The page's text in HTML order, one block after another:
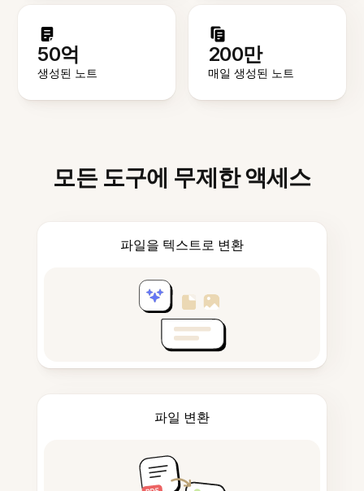
50억
생성된 노트
200만
매일 생성된 노트
모든 도구에 무제한 액세스
파일을 텍스트로 변환
파일 변환